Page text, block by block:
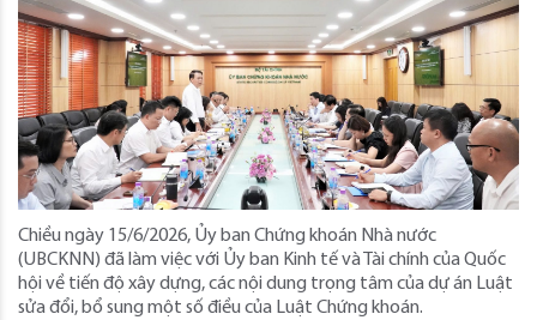
Chiều ngày 15/6/2026, Ủy ban Chứng khoán Nhà nước
(UBCKNN) đã làm việc với Ủy ban Kinh tế và Tài chính của Quốc
hội về tiến độ xây dựng, các nội dung trọng tâm của dự án Luật
sửa đổi, bổ sung một số điều của Luật Chứng khoán.